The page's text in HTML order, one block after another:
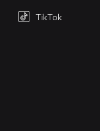
TikTok